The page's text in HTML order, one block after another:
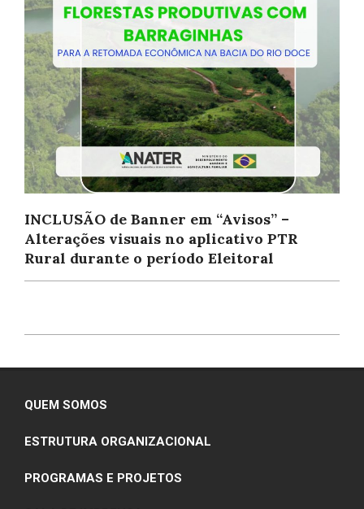
INCLUSÃO de Banner em “Avisos” –
Alterações visuais no aplicativo PTR
Rural durante o período Eleitoral
07-
QUEM SOMOS
ESTRUTURA ORGANIZACIONAL
PROGRAMAS E PROJETOS